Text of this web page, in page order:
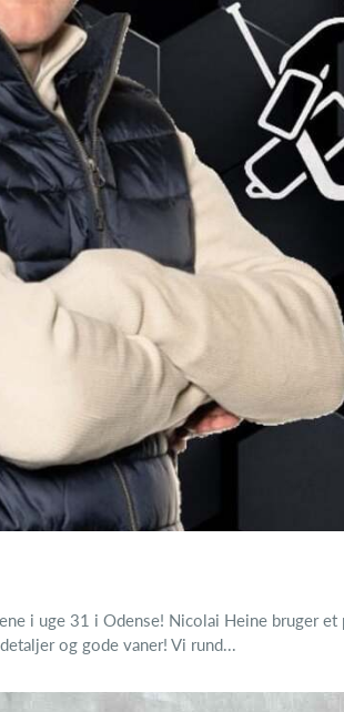
i uge 31 i Odense! Nicolai Heine bruger
og gode vaner! Vi rund...